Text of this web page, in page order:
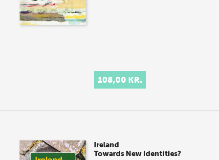
108,00 KR.
Ireland
Towards New Identities?